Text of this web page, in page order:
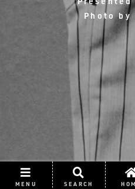
Photo by
MENU SEARCH